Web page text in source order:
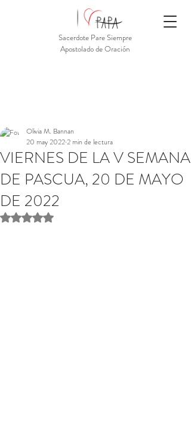
Sacerdote Pare Siempre
Apostolado de Oración
VIERNES DE LA V SEMANA
DE PASCUA, 20 DE MAYO
DE 2022
Olivia M. Bannan
20 may 20222 min de lectura
Obtuvo NaN de 5 estrellas.